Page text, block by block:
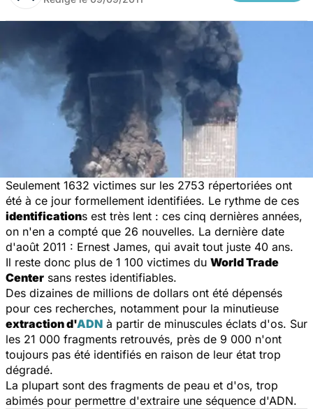
Seulement 1632 victimes sur les 2753 répertoriées ont
été à ce jour formellement identifiées. Le rythme de ces
identifications est très lent : ces cinq dernières années,
on n'en a compté que 26 nouvelles. La dernière date
d'août 2011 : Ernest James, qui avait tout juste 40 ans.
Il reste donc plus de 1 100 victimes du World Trade
Center sans restes identifiables.
Des dizaines de millions de dollars ont été dépensés
pour ces recherches, notamment pour la minutieuse
extraction d'ADN à partir de minuscules éclats d'os. Sur
les 21 000 fragments retrouvés, près de 9 000 n'ont
toujours pas été identifiés en raison de leur état trop
dégradé.
La plupart sont des fragments de peau et d'os, trop
abimés pour permettre d'extraire une séquence d'ADN.